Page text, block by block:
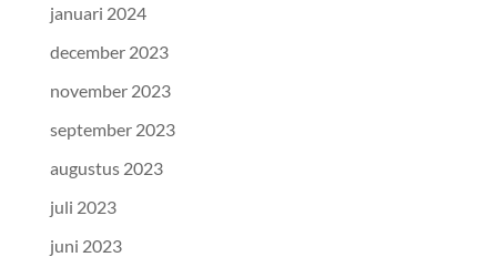
januari 2024
december 2023
november 2023
september 2023
augustus 2023
juli 2023
juni 2023